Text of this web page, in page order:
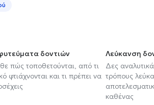
δοντιών
πώς τοποθετούνται, από τι
φτιάχνονται και τι πρέπει να
Λεύκανση
Δες
τρόπους
καθένας